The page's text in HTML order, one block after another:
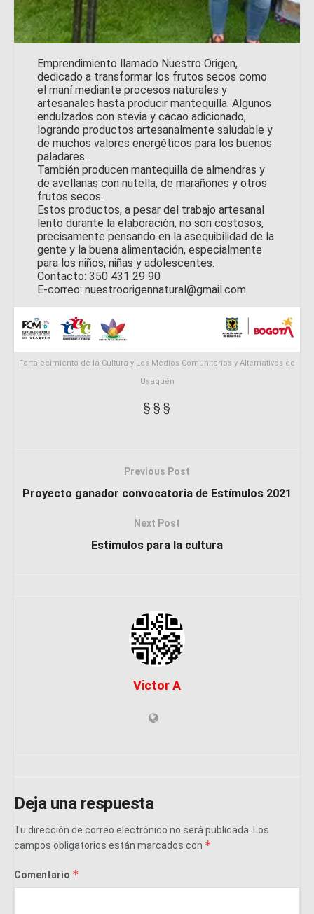
Emprendimiento llamado Nuestro Origen,
dedicado a transformar los frutos secos como
el maní mediante procesos naturales y
artesanales hasta producir mantequilla. Algunos
endulzados con stevia y cacao adicionado,
logrando productos artesanalmente saludable y
de muchos valores energéticos para los buenos
paladares.
También producen mantequilla de almendras y
de avellanas con nutella, de marañones y otros
frutos secos.
Estos productos, a pesar del trabajo artesanal
lento durante la elaboración, no son costosos,
precisamente pensando en la asequibilidad de la
gente y la buena alimentación, especialmente
para los niños, niñas y adolescentes.
Contacto: 350 431 29 90
E-correo: nuestroorigennatural@gmail.com
Fortalecimiento de la Cultura y Los Medios Comunitarios y Alternativos de
Usaquén
§ § §
Previous Post
Proyecto ganador convocatoria de Estímulos 2021
Next Post
Estímulos para la cultura
Victor A
Deja una respuesta
Tu dirección de correo electrónico no será publicada.
Los
campos obligatorios están marcados con *
Comentario *